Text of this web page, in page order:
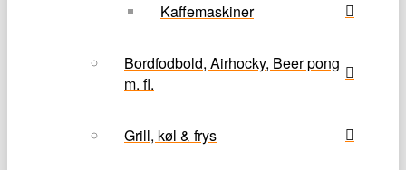
Kaffemaskiner
Bordfodbold, Airhocky, Beer pong
m. fl.
Grill, køl & frys